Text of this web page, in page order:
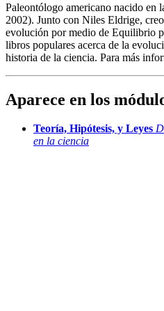
Paleontólogo americano nacido en
2002). Junto con Niles Eldrige,
evolución por medio de Equilibrio
libros populares acerca de la
historia de la ciencia. Para más
Aparece en los
Teoría, Hipótesis, y Leyes
en la ciencia